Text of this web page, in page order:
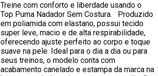
Treine com conforto e liberdade usando o
Top Puma Nadador Sem Costura. Produzido
em poliamida com elastano, possui tecido
super leve, macio e de alta respirabilidade,
oferecendo ajuste perfeito ao corpo e toque
suave na pele. Ideal para o dia a dia ou para
seus treinos, o modelo conta com
acabamento canelado e estampa da marca na